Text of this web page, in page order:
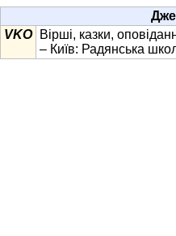
VKO
Вірші, казки,
– Київ: Радянська